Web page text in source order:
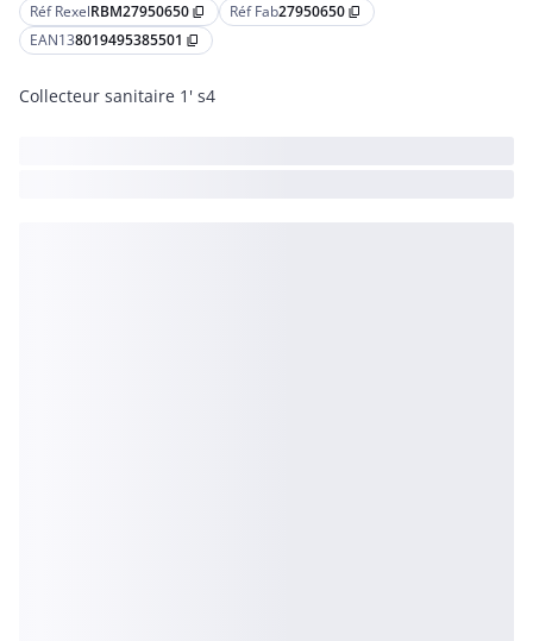
Réf RexelRBM27950650 content_copy Réf Fab27950650 content_copy
EAN138019495385501 content_copy
Collecteur sanitaire 1' s4